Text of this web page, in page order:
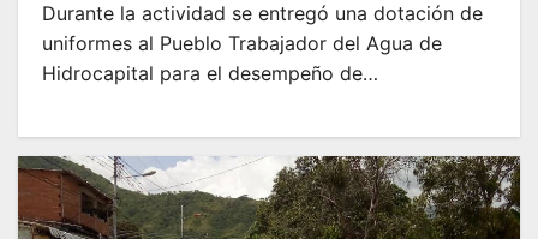
Durante la actividad se entregó una dotación de
uniformes al Pueblo Trabajador del Agua de
Hidrocapital para el desempeño de…